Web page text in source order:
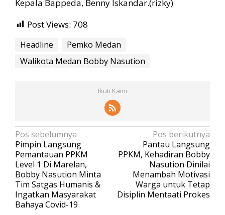
Kepala Bappeda, Benny Iskandar.(rizky)
Post Views: 708
Headline
Pemko Medan
Walikota Medan Bobby Nasution
Ikuti Kami
N
a
v
i
g
a
Pos sebelumnya
Pimpin Langsung
Pemantauan PPKM
Level 1 Di Marelan,
Bobby Nasution Minta
Tim Satgas Humanis &
Ingatkan Masyarakat
Bahaya Covid-19
Pos berikutnya
Pantau Langsung
PPKM, Kehadiran Bobby
Nasution Dinilai
Menambah Motivasi
Warga untuk Tetap
Disiplin Mentaati Prokes